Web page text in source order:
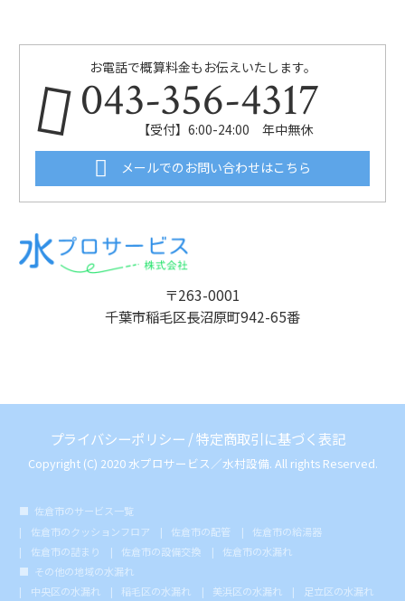
お電話で概算料金もお伝えいたします。
043-356-4317
【受付】6:00-24:00 年中無休
メールでのお問い合わせはこちら
〒263-0001
千葉市稲毛区長沼原町942-65番
プライバシーポリシー /特定商取引に基づく表記
Copyright (C) 2020 水プロサービス／水村設備. All rights Reserved.
佐倉市のサービス一覧
佐倉市のクッションフロア
佐倉市の配管
佐倉市の給湯器
佐倉市の詰まり
佐倉市の設備交換
佐倉市の水漏れ
その他の地域の水漏れ
中央区の水漏れ
稲毛区の水漏れ 美浜区の水漏れ 足立区の水漏れ